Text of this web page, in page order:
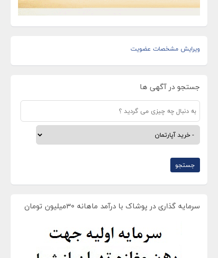
ویرایش مشخصات عضویت
جستجو در آگهی ها
سرمایه گذاری در پوشاک با درآمد ماهانه 30میلیون تومان